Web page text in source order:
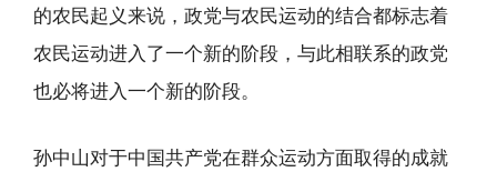
的农民起义来说，政党与农民运动的结合都标志着
农民运动进入了一个新的阶段，与此相联系的政党
也必将进入一个新的阶段。
孙中山对于中国共产党在群众运动方面取得的成就